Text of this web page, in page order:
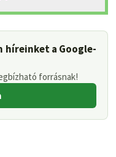
híreinket a Google-
forrásnak!